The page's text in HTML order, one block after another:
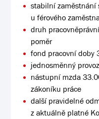
stabilní
u férového
druh
poměr
fond pracovní doby
jednosměnný provoz
nástupní mzda
zákoníku práce
další pravidelné
z aktuálně platné